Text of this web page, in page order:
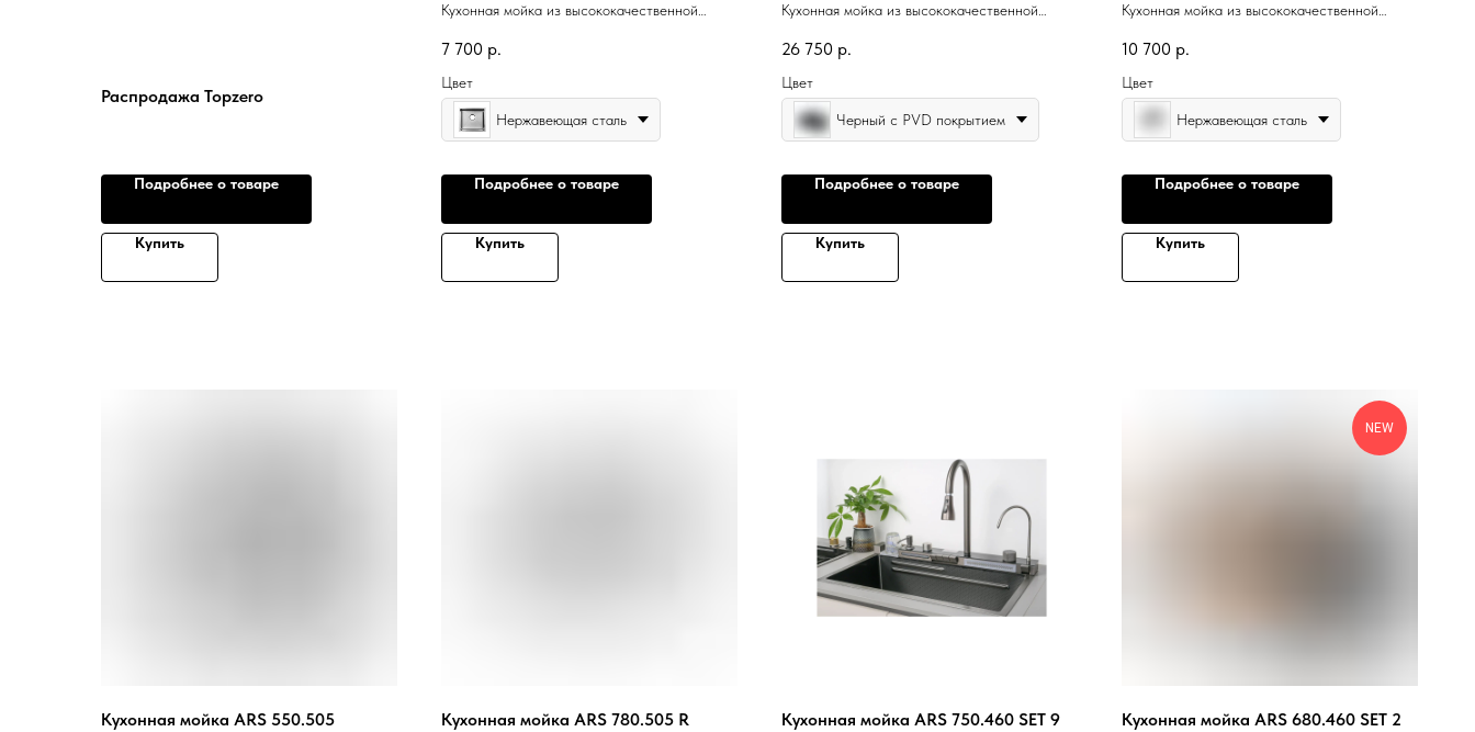
Распродажа Topzero
Подробнее о товаре
Купить
Кухонная мойка из высококачественной
7 700 р.
Цвет
Нержавеющая сталь
Подробнее о товаре
Купить
Кухонная мойка из высококачественной
26 750 р.
Цвет
Черный с PVD покрытием
Подробнее о товаре
Купить
Кухонная мойка из высококачественной
10 700 р.
Цвет
Нержавеющая сталь
Подробнее о товаре
Купить
Кухонная мойка ARS 550.505 Кухонная мойка ARS 780.505 R Кухонная мойка ARS 750.460 SET 9
NEW
Кухонная мойка ARS 680.460 SET 2